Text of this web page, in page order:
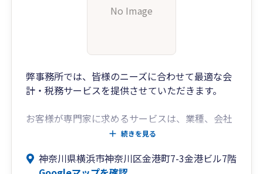
No Image
弊事務所では、皆様のニーズに合わせて最適な会
計・税務サービスを提供させていただきます。
お客様が専門家に求めるサービスは、業種、会社
規模、目的等によって多種多様です。
上場会社まで幅広い税務コンサルティングの経験
続きを見る
神奈川県横浜市神奈川区金港町7-3金港ビル7階